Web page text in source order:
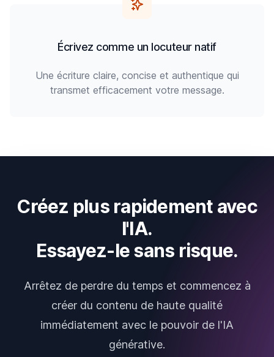
Écrivez comme un locuteur natif
Une écriture claire, concise et authentique qui
transmet efficacement votre message.
Créez plus rapidement avec
l'IA.
Essayez-le sans risque.
Arrêtez de perdre du temps et commencez à
créer du contenu de haute qualité
immédiatement avec le pouvoir de l'IA
générative.